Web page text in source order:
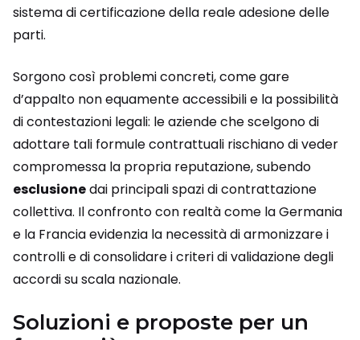
sistema di certificazione della reale adesione delle
parti.
Sorgono così problemi concreti, come gare
d’appalto non equamente accessibili e la possibilità
di contestazioni legali: le aziende che scelgono di
adottare tali formule contrattuali rischiano di veder
compromessa la propria reputazione, subendo
esclusionedai principali spazi di contrattazione
collettiva. Il confronto con realtà come la Germania
e la Francia evidenzia la necessità di armonizzare i
controlli e di consolidare i criteri di validazione degli
accordi su scala nazionale.
Soluzioni e proposte per un